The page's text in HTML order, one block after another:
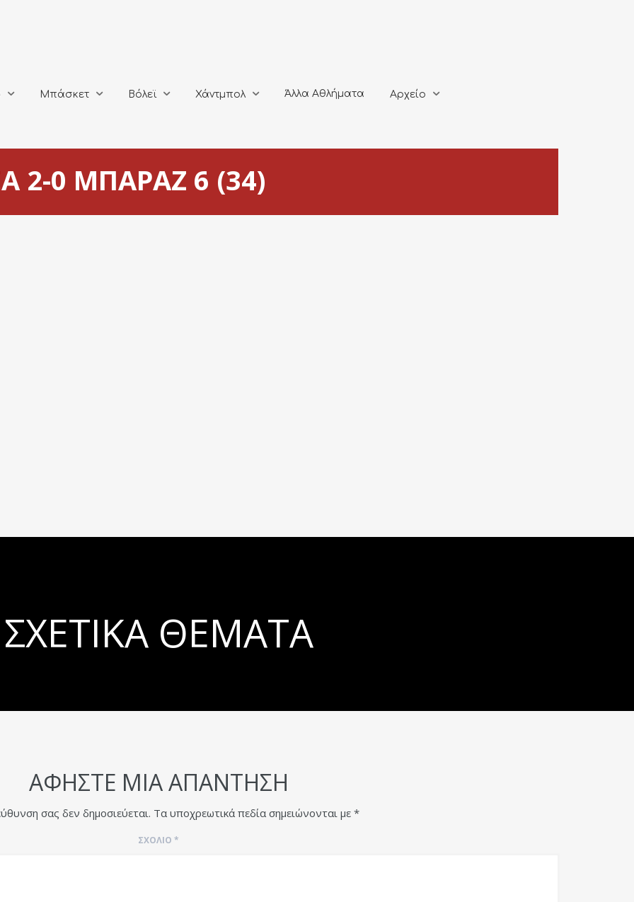
Μπάσκετ Βόλεϊ Χάντμπολ Άλλα Αθλήματα Αρχείο
2-0 ΜΠΑΡΑΖ 6 (34)
ΣΧΕΤΙΚΆ ΘΈΜΑΤΑ
ΑΦΉΣΤΕ ΜΙΑ ΑΠΆΝΤΗΣΗ
σας δεν δημοσιεύεται. Τα υποχρεωτικά πεδία σημειώνονται με *
ΣΧΌΛΙΟ *